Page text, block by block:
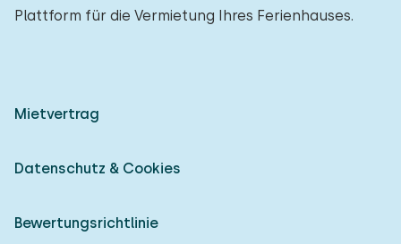
Plattform für die Vermietung Ihres Ferienhauses.
Mietvertrag
Datenschutz & Cookies
Bewertungsrichtlinie